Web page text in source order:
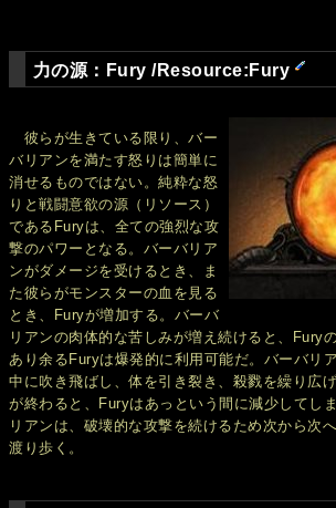
力の源：Fury /Resource:Fury
彼らが生きている限り、バー
バリアンを満たす怒りは簡単に
消せるものではない。純粋な怒
りと戦闘意欲の源（リソース）
であるFuryは、全ての強烈な攻
撃のパワーとなる。バーバリア
ンがダメージを受けるとき、ま
た彼らがモンスターの血を見る
とき、Furyが増加する。バーバ
リアンの肉体的な苦しみが増え続けると、Fury
あり余るFuryは爆発的に利用可能だ。バーバリ
中に吹き飛ばし、体を引き裂き、殺戮を繰り広
が終わると、Furyはあっという間に減少してし
リアンは、破壊的な攻撃を続けるため次から次
渡り歩く。